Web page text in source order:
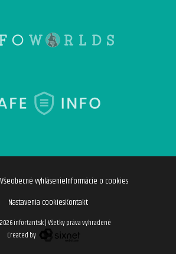
Všeobecné vyhlásenieInformácie o cookies
Nastavenia cookiesKontakt
infortant.sk|Všetky práva vyhradené
Created by